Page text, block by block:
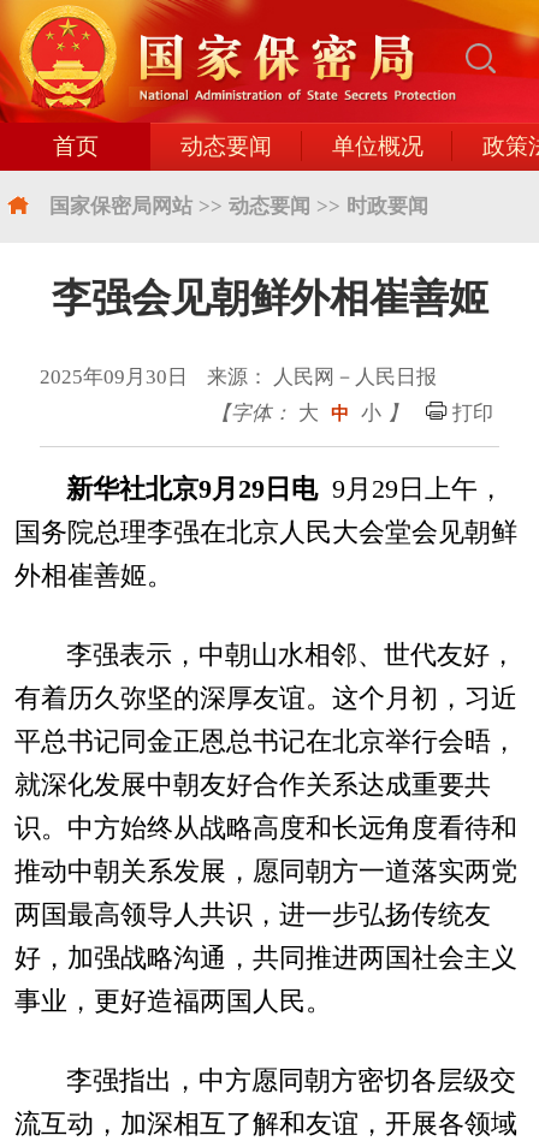
首页 动态要闻 单位概况 政策
国家保密局网站 >> 动态要闻 >> 时政要闻
李强会见朝鲜外相崔善姬
2025年09月30日 来源： 人民网－人民日报
【字体： 大 中 小 】 打印
新华社北京9月29日电9月29日上午，
国务院总理李强在北京人民大会堂会见朝鲜
外相崔善姬。
李强表示，中朝山水相邻、世代友好，
有着历久弥坚的深厚友谊。这个月初，习近
平总书记同金正恩总书记在北京举行会晤，
就深化发展中朝友好合作关系达成重要共
识。中方始终从战略高度和长远角度看待和
推动中朝关系发展，愿同朝方一道落实两党
两国最高领导人共识，进一步弘扬传统友
好，加强战略沟通，共同推进两国社会主义
事业，更好造福两国人民。
李强指出，中方愿同朝方密切各层级交
流互动，加深相互了解和友谊，开展各领域